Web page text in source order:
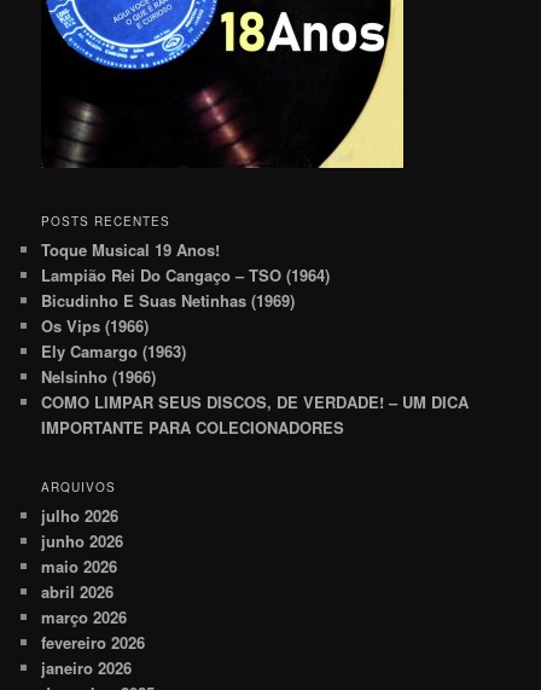
POSTS RECENTES
Toque Musical 19 Anos!
Lampião Rei Do Cangaço – TSO (1964)
Bicudinho E Suas Netinhas (1969)
Os Vips (1966)
Ely Camargo (1963)
Nelsinho (1966)
COMO LIMPAR SEUS DISCOS, DE VERDADE! – UM DICA
IMPORTANTE PARA COLECIONADORES
ARQUIVOS
julho 2026
junho 2026
maio 2026
abril 2026
março 2026
fevereiro 2026
janeiro 2026